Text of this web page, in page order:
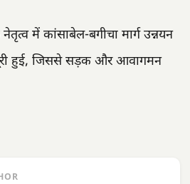
में कांसाबेल-बगीचा मार्ग उन्नयन
पूरी हुई, जिससे सड़क और आवागमन